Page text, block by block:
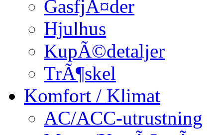
GasfjÃ¤der
Hjulhus
KupÃ©detaljer
TrÃ¶skel
Komfort / Klimat
AC/ACC-utrustning